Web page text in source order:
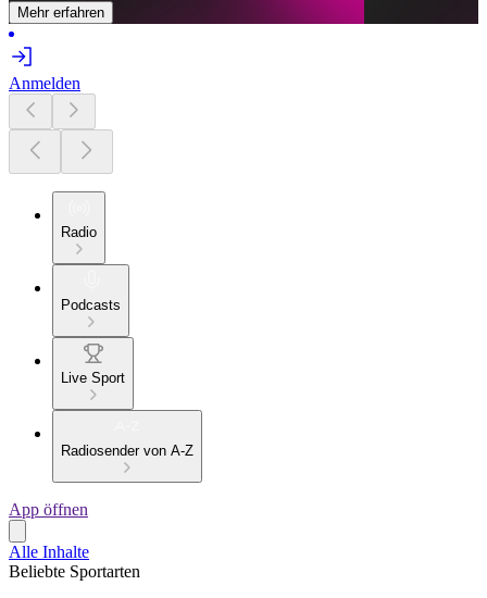
Mehr erfahren
Anmelden
Radio
Podcasts
Live Sport
Radiosender von A-Z
App öffnen
Alle Inhalte
Beliebte Sportarten